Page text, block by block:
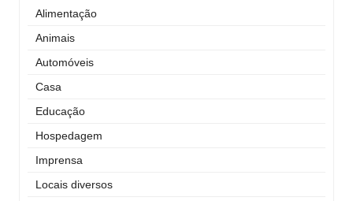
Alimentação
Animais
Automóveis
Casa
Educação
Hospedagem
Imprensa
Locais diversos